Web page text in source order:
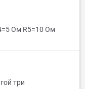
Ом R5=10 Ом
три